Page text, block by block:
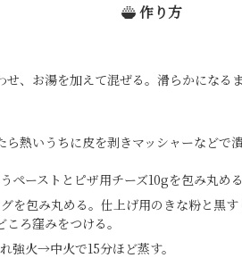
作り方
、お湯を加えて混ぜる。滑らかになる
ら熱いうちに皮を剥きマッシャーなどで
ペーストとピザ用チーズ10gを包み丸める
を包み丸める。仕上げ用のきな粉と黒
ろ窪みをつける。
強火→中火で15分ほど蒸す。